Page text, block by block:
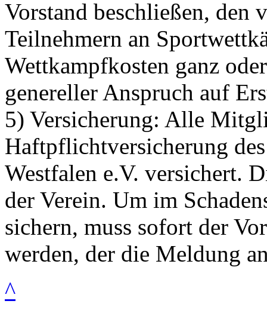
Vorstand beschließen, den
Teilnehmern an
Wettkampfkosten ganz
genereller Anspruch auf
5) Versicherung: Alle
Haftpflichtversicherung
Westfalen e.V. versichert.
der Verein. Um im
sichern, muss sofort der
werden, der die Meldung
^